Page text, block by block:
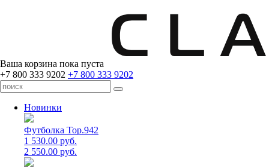
Ваша корзина пока пуста
+7 800 333 9202 +7 800 333 9202
Новинки
Футболка Top.942
1 530.00 руб.
2 550.00 руб.